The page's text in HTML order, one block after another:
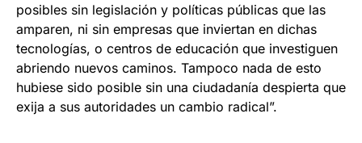
posibles sin legislación y políticas públicas que las
amparen, ni sin empresas que inviertan en dichas
tecnologías, o centros de educación que investiguen
abriendo nuevos caminos. Tampoco nada de esto
hubiese sido posible sin una ciudadanía despierta que
exija a sus autoridades un cambio radical”.